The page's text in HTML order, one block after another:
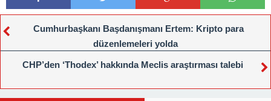
Cumhurbaşkanı Başdanışmanı Ertem: Kripto para
düzenlemeleri yolda
CHP’den ‘Thodex’ hakkında Meclis araştırması talebi